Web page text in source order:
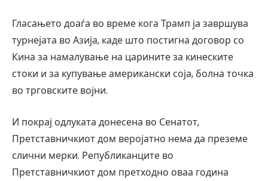
Гласањето доаѓа во време кога Трамп ја завршува
турнејата во Азија, каде што постигна договор со
Кина за намалување на царините за кинеските
стоки и за купување американски соја, болна точка
во трговските војни.
И покрај одлуката донесена во Сенатот,
Претставничкиот дом веројатно нема да преземе
слични мерки. Републиканците во
Претставничкиот дом претходно оваа година